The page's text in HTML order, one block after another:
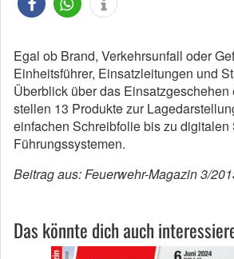
Egal ob Brand, Verkehrsunfall oder
Einheitsführer, Einsatzleitungen und
Überblick über das
stellen 13 Produkte zur
einfachen Schreibfolie bis zu digitalen
Führungssystemen.
Beitrag aus: Feuerwehr-Magazin 3/
Das könnte dich auch